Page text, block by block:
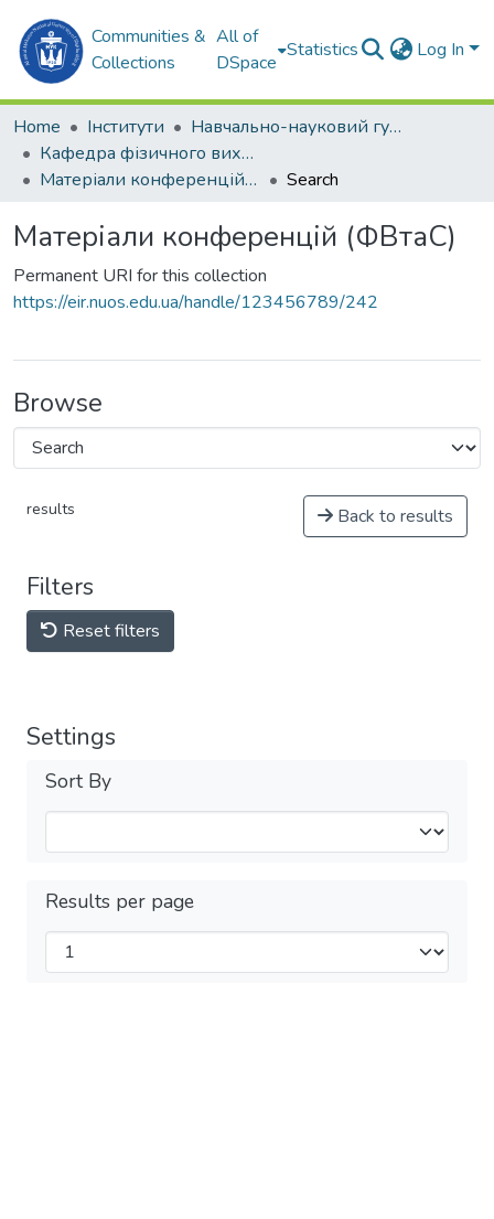
Communities &
Collections
All of
DSpace
Statistics Log In
Home Інститути
Навчально-науковий гуманітарний інститут (ННГІ)
Кафедра фізичного виховання та спорту (ФВтаС)
Матеріали конференцій (ФВтаС)
Search
Матеріали конференцій (ФВтаС)
Permanent URI for this collection
https://eir.nuos.edu.ua/handle/123456789/242
Browse
results Back to results
Filters
Reset filters
Settings
Sort By
Results per page